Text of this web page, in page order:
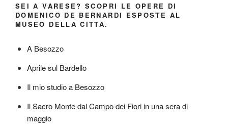
SEI A VARESE? SCOPRI LE OPERE DI
DOMENICO DE BERNARDI ESPOSTE AL
MUSEO DELLA CITTÀ.
A Besozzo
Aprile sul Bardello
Il mio studio a Besozzo
Il Sacro Monte dal Campo dei Fiori in una sera di
maggio